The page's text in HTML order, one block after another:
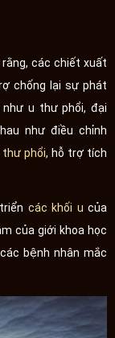
các chiết xuất
chống lại sự phát
u thư phổi, đại
như điều chỉnh
thư phổi, hỗ trợ tích
các khối u của
của giới khoa học
bệnh nhân mắc